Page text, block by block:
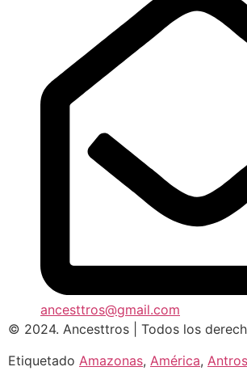
ancesttros@gmail.com
© 2024. Ancesttros | Todos los
Etiquetado Amazonas, América,